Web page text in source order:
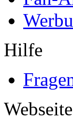
Hilfe
Webseite